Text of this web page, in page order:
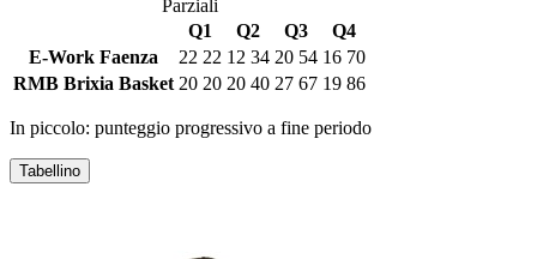
Parziali
Q1
Q2 Q3
Q4
E-Work Faenza
22 22 12 34 20 54 16 70
RMB Brixia Basket 20 20 20 40 27 67 19 86
In piccolo: punteggio progressivo a fine periodo
Tabellino